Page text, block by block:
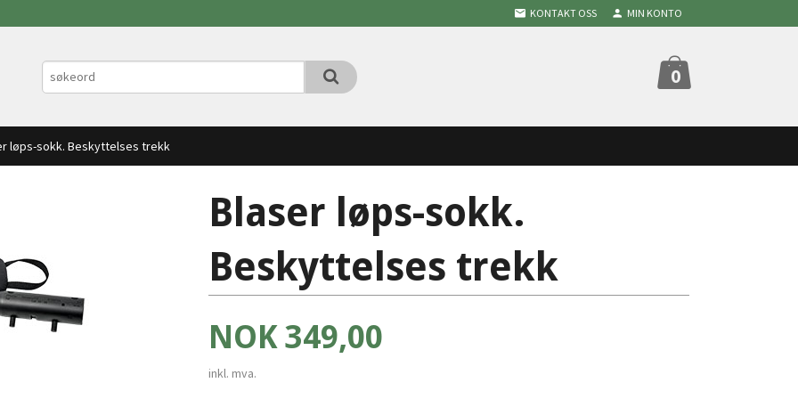
KONTAKT OSS MIN KONTO
0
løps-sokk. Beskyttelses trekk
Blaser løps-sokk.
Beskyttelses trekk
Pris
NOK349,00
inkl. mva.